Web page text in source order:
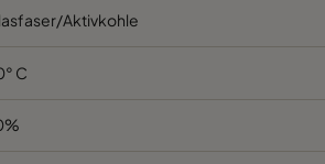
Aktivkohle
C